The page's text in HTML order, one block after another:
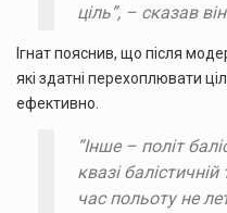
ціль”, – сказав
Ігнат пояснив, що після
які здатні перехоплювати
ефективно.
“Інше – політ
квазі
час польоту не